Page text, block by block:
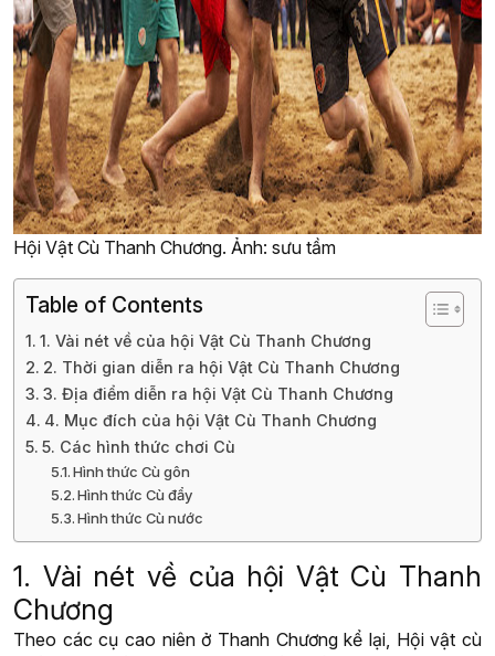
Hội Vật Cù Thanh Chương. Ảnh: sưu tầm
Table of Contents
1. Vài nét về của hội Vật Cù Thanh Chương
2. Thời gian diễn ra hội Vật Cù Thanh Chương
3. Địa điểm diễn ra hội Vật Cù Thanh Chương
4. Mục đích của hội Vật Cù Thanh Chương
5. Các hình thức chơi Cù
Hình thức Cù gôn
Hình thức Cù đẩy
Hình thức Cù nước
1. Vài nét về của hội Vật Cù Thanh
Chương
Theo các cụ cao niên ở Thanh Chương kể lại, Hội vật cù